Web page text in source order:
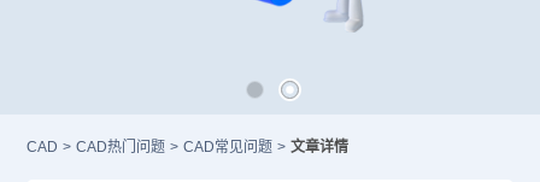
CAD > CAD热门问题 > CAD常见问题 > 文章详情